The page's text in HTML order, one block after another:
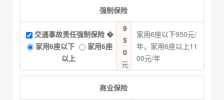
强制保险
交通事故责任强制保险 �
家用6座以下
家用6座
以上
9
5
0
元
家用6座以下950元/
年，家用6座以上11
00元/年
商业保险